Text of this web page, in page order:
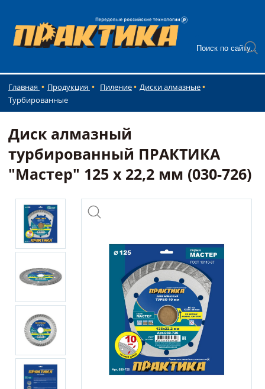
Главная Продукция Пиление
Диски алмазные
Турбированные
Диск алмазный
турбированный ПРАКТИКА
"Мастер" 125 х 22,2 мм (030-726)